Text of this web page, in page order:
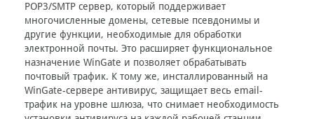
POP3/SMTP сервер, который поддерживает
многочисленные домены, сетевые псевдонимы и
другие функции, необходимые для обработки
электронной почты. Это расширяет функциональное
назначение WinGate и позволяет обрабатывать
почтовый трафик. К тому же, инсталлированный на
WinGate-сервере антивирус, защищает весь email-
трафик на уровне шлюза, что снимает необходимость